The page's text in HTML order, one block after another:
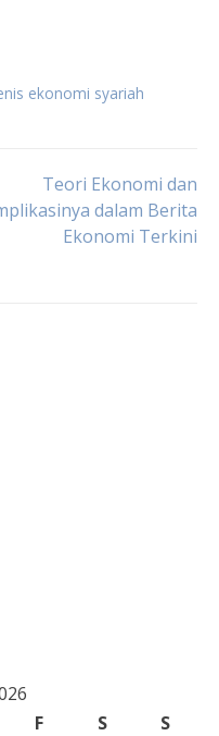
ekonomi syariah
Teori Ekonomi dan
dalam Berita
Ekonomi Terkini
F S
S